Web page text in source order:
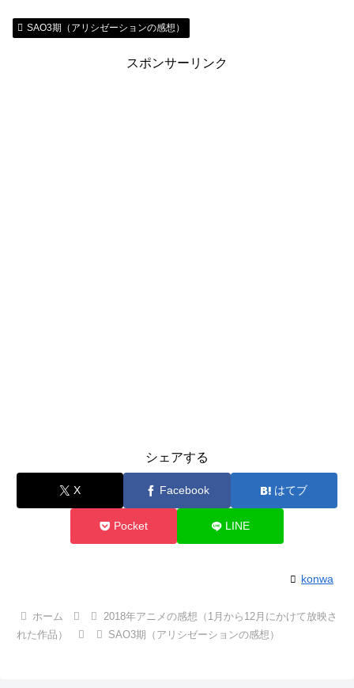
SAO3期（アリシゼーションの感想）
スポンサーリンク
シェアする
X Facebook はてブ
Pocket LINE
konwa
ホーム
2018年アニメの感想（1月から12月にかけて放映さ
れた作品）
SAO3期（アリシゼーションの感想）